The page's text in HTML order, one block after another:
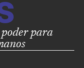
para